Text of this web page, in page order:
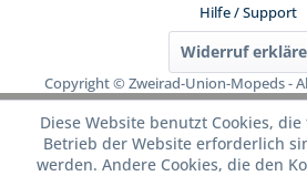
Hilfe / Support
Widerruf
Copyright © Zweirad-Union-Mopeds -
Diese Website benutzt Cookies,
Betrieb der Website erforderlich
werden. Andere Cookies, die den